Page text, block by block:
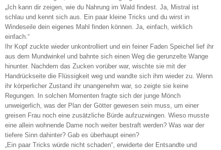
„ Ich kann dir zeigen, wie du Nahrung im Wald findest. Ja, Mistral ist
schlau und kennt sich aus. Ein paar kleine Tricks und du wirst in
Windeseile dein eigenes Mahl finden können. Ja, einfach, wirklich
einfach.“
Ihr Kopf zuckte wieder unkontrolliert und ein feiner Faden Speichel lief ihr
aus dem Mundwinkel und bahnte sich einen Weg die gerunzelte Wange
hinunter. Nachdem das Zucken vorüber war, wischte sie mit der
Handrückseite die Flüssigkeit weg und wandte sich ihm wieder zu. Wenn
ihr körperlicher Zustand ihr unangenehm war, so zeigte sie keine
Regungen. In solchen Momenten fragte sich der junge Mönch
unweigerlich, was der Plan der Götter gewesen sein muss, um einer
greisen Frau noch eine zusätzliche Bürde aufzuzwingen. Wieso musste
eine allein wohnende Dame noch weiter bestraft werden? Was war der
tiefere Sinn dahinter? Gab es überhaupt einen?
„Ein paar Tricks würde nicht schaden“, erwiderte der Entsandte und